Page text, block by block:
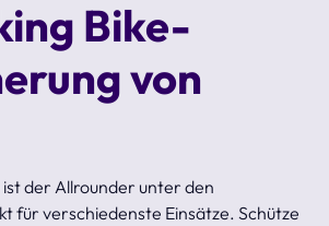
Bike-
von
ist der Allrounder unter den
für verschiedenste Einsätze. Schütze